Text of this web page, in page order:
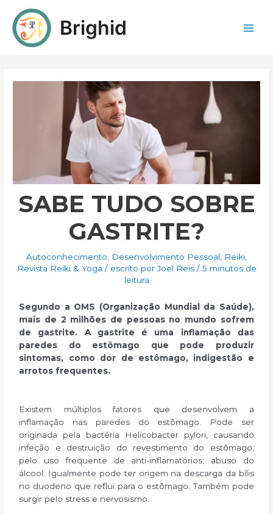
Brighid
SABE TUDO SOBRE
GASTRITE?
Autoconhecimento, Desenvolvimento Pessoal, Reiki,
Revista Reiki & Yoga / escrito por Joel Reis / 5 minutos de
leitura
Segundo a OMS (Organização Mundial da Saúde),
mais de 2 milhões de pessoas no mundo sofrem
de gastrite. A gastrite é uma inflamação das
paredes do estômago que pode produzir
sintomas, como dor de estômago, indigestão e
arrotos frequentes.
Existem múltiplos fatores que desenvolvem a
inflamação nas paredes do estômago. Pode ser
originada pela bactéria Helicobacter pylori, causando
infeção e destruição do revestimento do estômago;
pelo uso frequente de anti-inflamatórios; abuso do
álcool. Igualmente pode ter origem na descarga da bílis
no duodeno que reflui para o estômago. Também pode
surgir pelo stress e nervosismo.